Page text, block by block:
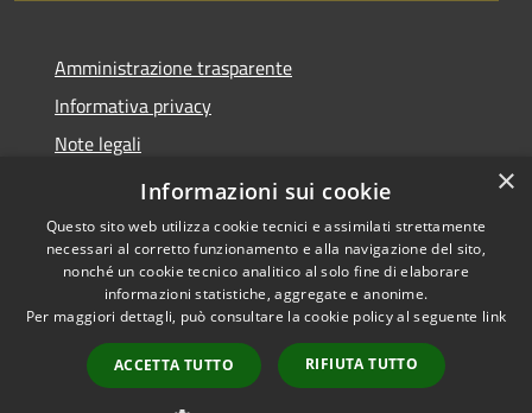
Amministrazione trasparente
Informativa privacy
Note legali
Dichiarazione di accessibilità
Accessibilità
Copyright © 2026 • Comune di
Offida • Powered by
Municipium•
Accesso
redazione
×
Informazioni sui cookie
Questo sito web utilizza cookie tecnici e assimilati strettamente
necessari al corretto funzionamento e alla navigazione del sito,
nonché un cookie tecnico analitico al solo fine di elaborare
informazioni statistiche, aggregate e anonime.
Per maggiori dettagli, può consultare la cookie policy al seguente link
ACCETTA TUTTO RIFIUTA TUTTO